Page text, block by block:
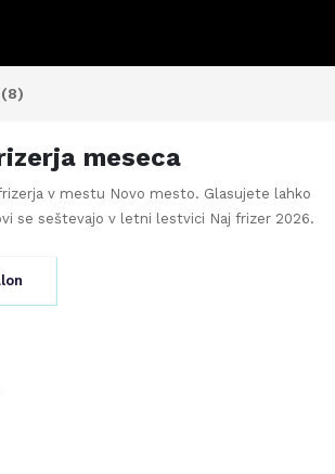
8)
meseca
v mestu Novo mesto. Glasujete lahko
se seštevajo v letni lestvici Naj frizer 2026.